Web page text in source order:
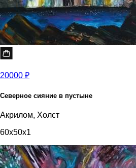
20000 ₽
Северное сияние в пустыне
Акрилом, Холст
60x50x1